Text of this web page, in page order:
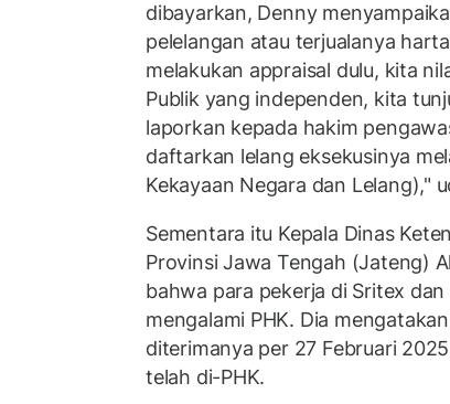
dibayarkan, Denny
pelelangan atau terjualanya
melakukan appraisal dulu, kita
Publik yang independen, kita
laporkan kepada hakim
daftarkan lelang eksekusinya
Kekayaan Negara dan Lelang),"
Sementara itu Kepala Dinas
Provinsi Jawa Tengah (Jateng)
bahwa para pekerja di Sritex
mengalami PHK. Dia
diterimanya per 27 Februari
telah di-PHK.